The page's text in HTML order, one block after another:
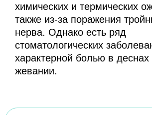
химических и термических
также из-за поражения
нерва. Однако есть ряд
стоматологических
характерной болью в деснах
жевании.